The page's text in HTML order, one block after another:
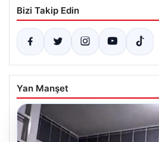
Bizi Takip Edin
Yan Manşet